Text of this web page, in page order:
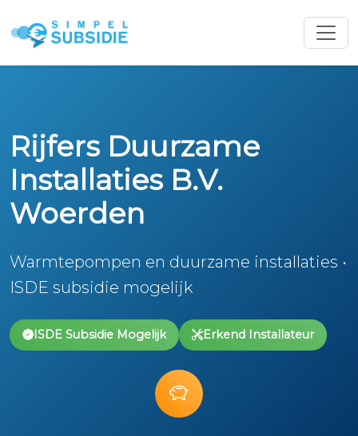
Rijfers Duurzame
Installaties B.V.
Woerden
Warmtepompen en duurzame installaties •
ISDE subsidie mogelijk
ISDE Subsidie Mogelijk Erkend Installateur